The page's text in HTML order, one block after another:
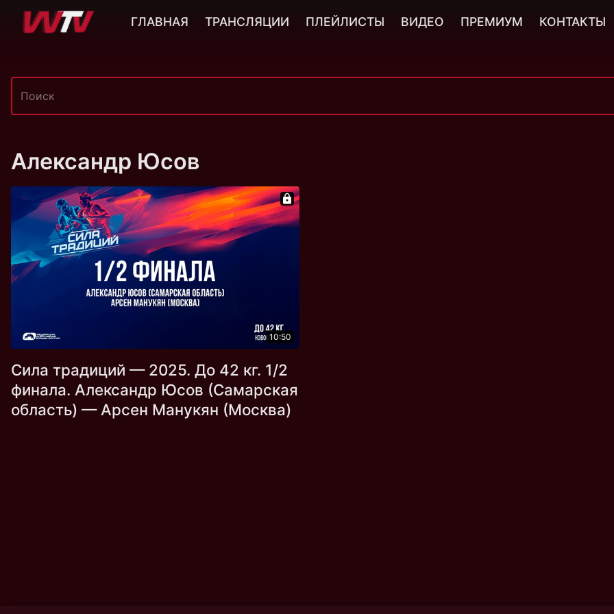
Александр Юсов
10:50
Сила традиций — 2025. До 42 кг. 1/2
финала. Александр Юсов (Самарская
область) — Арсен Манукян (Москва)
ГЛАВНАЯ ТРАНСЛЯЦИИ ПЛЕЙЛИСТЫ ВИДЕО ПРЕМИУМ КОНТАКТЫ